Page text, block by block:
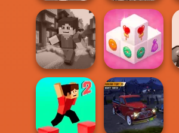
Tomb Runner
Offroad Masters
Challenge
Minicraft
Mahjong 3D
Candy